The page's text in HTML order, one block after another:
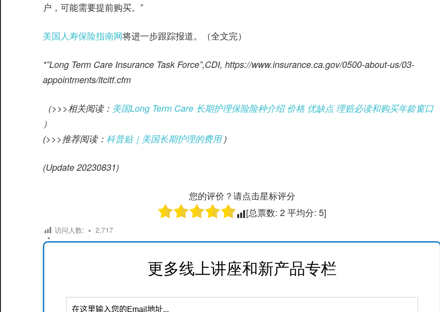
户，可能需要提前购买。”
美国人寿保险指南网将进一步跟踪报道。（全文完）
*”Long Term Care Insurance Task Force”,CDI, https://www.insurance.ca.gov/0500-about-us/03-
appointments/ltcitf.cfm
（>>>相关阅读： 美国Long Term Care 长期护理保险险种介绍 价格 优缺点 理赔必读和购买年龄窗口
）
(>>>推荐阅读： 科普贴｜美国长期护理的费用)
(Update 20230831)
您的评价？请点击星标评分
[总票数:2平均分:5]
访问人数: 2,717
更多线上讲座和新产品专栏